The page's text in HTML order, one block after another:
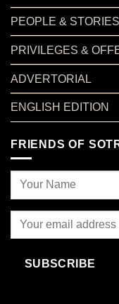
PEOPLE & STORIES
PRIVILEGES &
ADVERTORIAL
ENGLISH EDITION
FRIENDS OF
SUBSCRIBE